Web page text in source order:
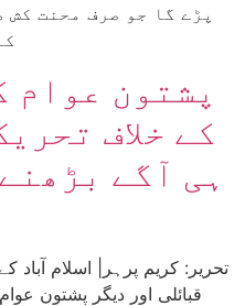
پڑے گا جو صرف محنت کش
پشتون عوام
کے خلاف
ہی آگے
قبائلی اور دیگر پشتون